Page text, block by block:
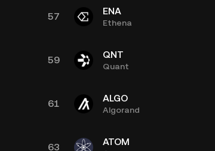
57 ENA
Ethena
59 QNT
Quant
61 ALGO
Algorand
63 ATOM